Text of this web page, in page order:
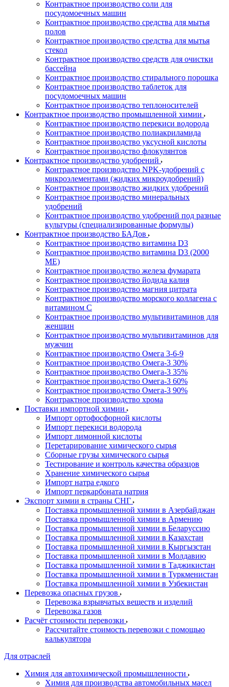
Контрактное производство соли для
посудомоечных машин
Контрактное производство средства для мытья
полов
Контрактное производство средства для мытья
стекол
Контрактное производство средств для очистки
бассейна
Контрактное производство стирального порошка
Контрактное производство таблеток для
посудомоечных машин
Контрактное производство теплоносителей
Контрактное производство промышленной химии
Контрактное производство перекиси водорода
Контрактное производство полиакриламида
Контрактное производство уксусной кислоты
Контрактное производство флокулянтов
Контрактное производство удобрений
Контрактное производство NPK-удобрений с
микроэлементами (жидких микроудобрений)
Контрактное производство жидких удобрений
Контрактное производство минеральных
удобрений
Контрактное производство удобрений под разные
культуры (специализированные формулы)
Контрактное производство БАДов
Контрактное производство витамина D3
Контрактное производство витамина D3 (2000
МЕ)
Контрактное производство железа фумарата
Контрактное производство йодида калия
Контрактное производство магния цитрата
Контрактное производство морского коллагена с
витамином С
Контрактное производство мультивитаминов для
женщин
Контрактное производство мультивитаминов для
мужчин
Контрактное производство Омега 3-6-9
Контрактное производство Омега-3 30%
Контрактное производство Омега-3 35%
Контрактное производство Омега-3 60%
Контрактное производство Омега-3 90%
Контрактное производство хрома
Поставки импортной химии
Импорт ортофосфорной кислоты
Импорт перекиси водорода
Импорт лимонной кислоты
Перетарирование химического сырья
Сборные грузы химического сырья
Тестирование и контроль качества образцов
Хранение химического сырья
Импорт натра едкого
Импорт перкарбоната натрия
Экспорт химии в страны СНГ
Поставка промышленной химии в Азербайджан
Поставка промышленной химии в Армению
Поставка промышленной химии в Беларуссию
Поставка промышленной химии в Казахстан
Поставка промышленной химии в Кыргызстан
Поставка промышленной химии в Молдавию
Поставка промышленной химии в Таджикистан
Поставка промышленной химии в Туркменистан
Поставка промышленной химии в Узбекистан
Перевозка опасных грузов
Перевозка взрывчатых веществ и изделий
Перевозка газов
Расчёт стоимости перевозки
Рассчитайте стоимость перевозки с помощью
калькулятора
Для отраслей
Химия для автохимической промышленности
Химия для производства автомобильных масел